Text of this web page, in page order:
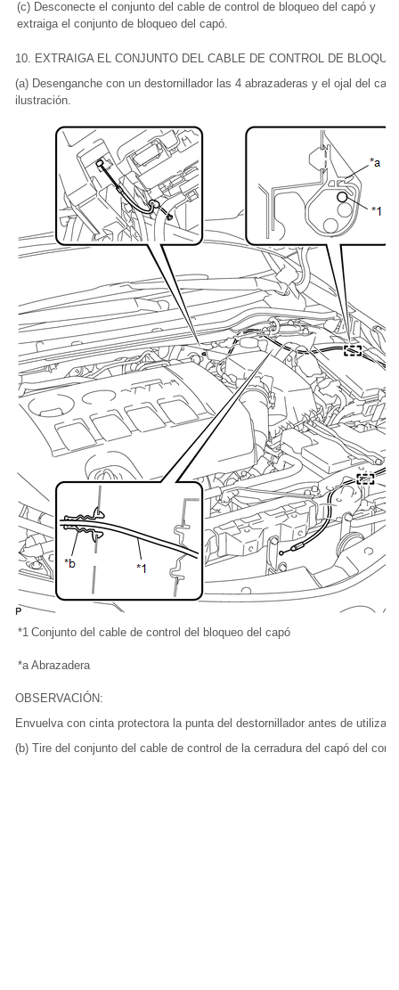
(c) Desconecte el conjunto del cable de control de bloqueo del capó y
extraiga el conjunto de bloqueo del capó.
10. EXTRAIGA EL CONJUNTO DEL CABLE DE CONTROL DE
(a) Desenganche con un destornillador las 4 abrazaderas y el ojal del
ilustración.
*1 Conjunto del cable de control del bloqueo del capó
*a Abrazadera
OBSERVACIÓN:
Envuelva con cinta protectora la punta del destornillador antes de
(b) Tire del conjunto del cable de control de la cerradura del capó del